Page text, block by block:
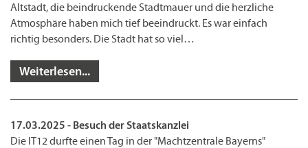
Altstadt, die beindruckende Stadtmauer und die herzliche
Atmosphäre haben mich tief beeindruckt. Es war einfach
richtig besonders. Die Stadt hat so viel…
Weiterlesen...
17.03.2025 - Besuch der Staatskanzlei
Die IT12 durfte einen Tag in der "Machtzentrale Bayerns"